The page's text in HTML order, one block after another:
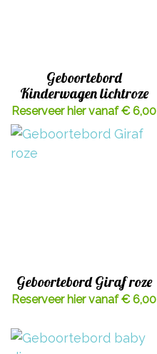
Geboortebord
Kinderwagen lichtroze
Reserveer hier vanaf € 6,00
Geboortebord Giraf roze
Reserveer hier vanaf € 6,00